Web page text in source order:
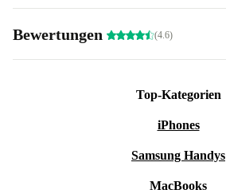
Bewertungen (4.6)
Top-Kategorien
iPhones
Samsung Handys
MacBooks